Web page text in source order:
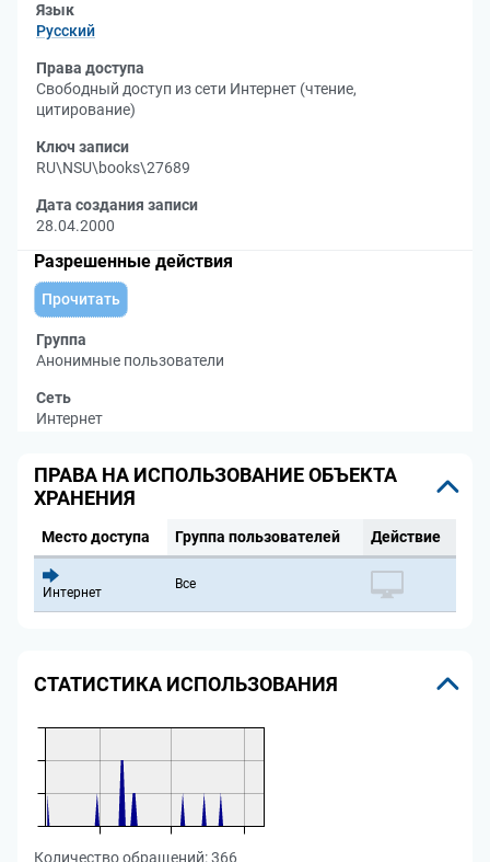
Язык
Русский
Права доступа
Свободный доступ из сети Интернет (чтение,
цитирование)
Ключ записи
RU\NSU\books\27689
Дата создания записи
28.04.2000
Разрешенные действия
Прочитать
Группа
Анонимные пользователи
Сеть
Интернет
ПРАВА НА ИСПОЛЬЗОВАНИЕ ОБЪЕКТА
ХРАНЕНИЯ
Место доступа Группа пользователей Действие
Интернет
Все
СТАТИСТИКА ИСПОЛЬЗОВАНИЯ
Количество обращений:366